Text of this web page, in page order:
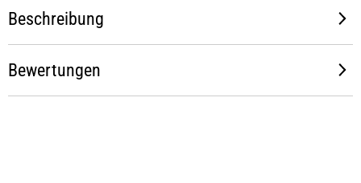
Beschreibung
Bewertungen